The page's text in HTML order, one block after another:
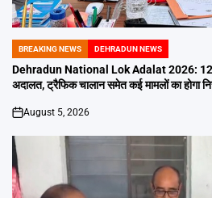
POSTED
IN
BREAKING NEWS DEHRADUN NEWS
Dehradun National Lok Adalat 2026: 12
अदालत, ट्रैफिक चालान समेत कई मामलों का होगा
on
August 5, 2026